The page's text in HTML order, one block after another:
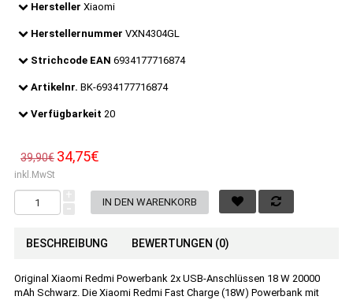
Hersteller Xiaomi
Herstellernummer VXN4304GL
Strichcode EAN 6934177716874
Artikelnr. BK-6934177716874
Verfügbarkeit 20
39,90€ 34,75€
inkl.MwSt
BESCHREIBUNG BEWERTUNGEN (0)
Original Xiaomi Redmi Powerbank 2x USB-Anschlüssen 18 W 20000
mAh Schwarz. Die Xiaomi Redmi Fast Charge (18W) Powerbank mit